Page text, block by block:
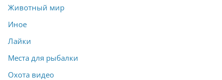
Животный мир
Иное
Лайки
Места для рыбалки
Охота видео